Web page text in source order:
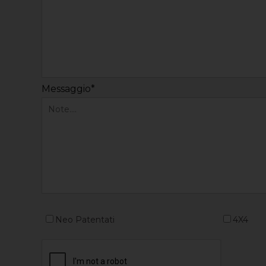
Messaggio*
Neo Patentati 4X4